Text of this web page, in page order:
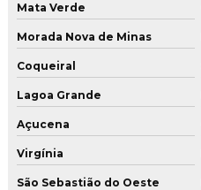
Mata Verde
Morada Nova de Minas
Coqueiral
Lagoa Grande
Açucena
Virgínia
São Sebastião do Oeste